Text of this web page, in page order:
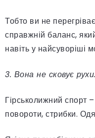
Тобто ви не
справжній баланс,
навіть у найсуворіші
3. Вона не сковує рухи.
Гірськолижний спорт
повороти, стрибки.